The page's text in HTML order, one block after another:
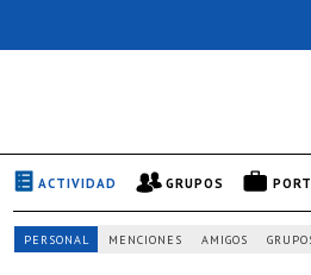
ACTIVIDAD GRUPOS
PERSONAL MENCIONES AMIGOS